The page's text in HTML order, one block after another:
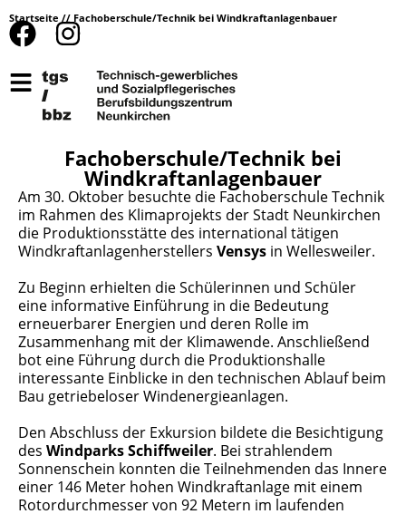
Startseite // Fachoberschule/Technik bei Windkraftanlagenbauer
Fachoberschule/Technik bei
Windkraftanlagenbauer
Am 30. Oktober besuchte die Fachoberschule Technik
im Rahmen des Klimaprojekts der Stadt Neunkirchen
die Produktionsstätte des international tätigen
Windkraftanlagenherstellers Vensys in Wellesweiler.
Zu Beginn erhielten die Schülerinnen und Schüler
eine informative Einführung in die Bedeutung
erneuerbarer Energien und deren Rolle im
Zusammenhang mit der Klimawende. Anschließend
bot eine Führung durch die Produktionshalle
interessante Einblicke in den technischen Ablauf beim
Bau getriebeloser Windenergieanlagen.
Den Abschluss der Exkursion bildete die Besichtigung
des Windparks Schiffweiler. Bei strahlendem
Sonnenschein konnten die Teilnehmenden das Innere
einer 146 Meter hohen Windkraftanlage mit einem
Rotordurchmesser von 92 Metern im laufenden